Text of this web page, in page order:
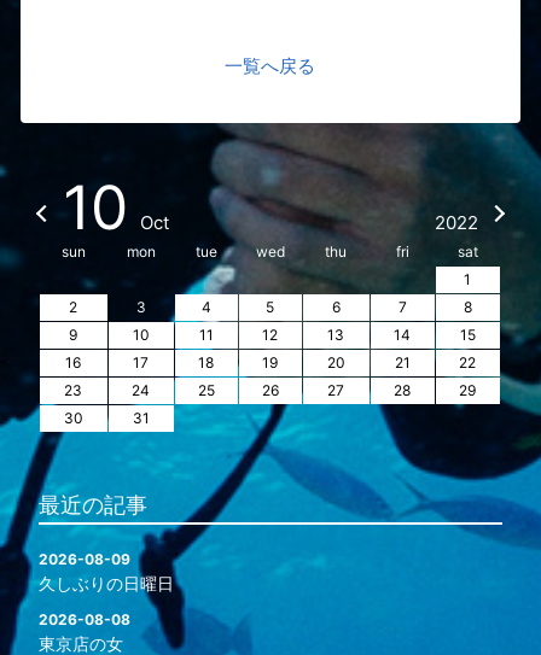
一覧へ戻る
10 Oct 2022
sun mon tue wed thu fri
sat
1
2
3 4 5 6 7
8
9
10 11 12 13 14
15
16
17 18 19 20 21
22
23
24 25 26 27 28
29
30
31
最近の記事
2026-08-09
久しぶりの日曜日
2026-08-08
東京店の女